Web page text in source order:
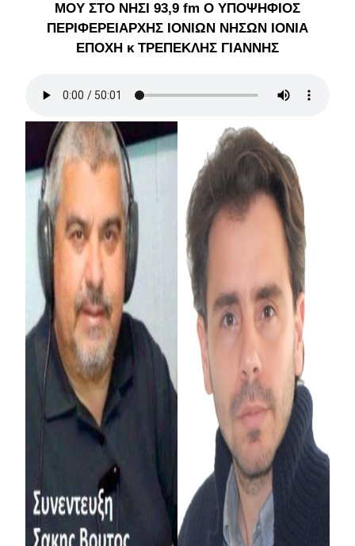
ΜΟΥ ΣΤΟ ΝΗΣΙ 93,9 fm Ο ΥΠΟΨΗΦΙΟΣ
ΠΕΡΙΦΕΡΕΙΑΡΧΗΣ ΙΟΝΙΩΝ ΝΗΣΩΝ ΙΟΝΙΑ
ΕΠΟΧΗ κ ΤΡΕΠΕΚΛΗΣ ΓΙΑΝΝΗΣ